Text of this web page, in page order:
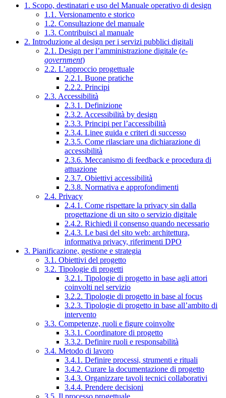
1. Scopo, destinatari e uso del Manuale operativo di design
1.1. Versionamento e storico
1.2. Consultazione del manuale
1.3. Contribuisci al manuale
2. Introduzione al design per i servizi pubblici digitali
2.1. Design per l’amministrazione digitale (e-
government)
2.2. L’approccio progettuale
2.2.1. Buone pratiche
2.2.2. Principi
2.3. Accessibilità
2.3.1. Definizione
2.3.2. Accessibilità by design
2.3.3. Principi per l’accessibilità
2.3.4. Linee guida e criteri di successo
2.3.5. Come rilasciare una dichiarazione di
accessibilità
2.3.6. Meccanismo di feedback e procedura di
attuazione
2.3.7. Obiettivi accessibilità
2.3.8. Normativa e approfondimenti
2.4. Privacy
2.4.1. Come rispettare la privacy sin dalla
progettazione di un sito o servizio digitale
2.4.2. Richiedi il consenso quando necessario
2.4.3. Le basi del sito web: architettura,
informativa privacy, riferimenti DPO
3. Pianificazione, gestione e strategia
3.1. Obiettivi del progetto
3.2. Tipologie di progetti
3.2.1. Tipologie di progetto in base agli attori
coinvolti nel servizio
3.2.2. Tipologie di progetto in base al focus
3.2.3. Tipologie di progetto in base all’ambito di
intervento
3.3. Competenze, ruoli e figure coinvolte
3.3.1. Coordinatore di progetto
3.3.2. Definire ruoli e responsabilità
3.4. Metodo di lavoro
3.4.1. Definire processi, strumenti e rituali
3.4.2. Curare la documentazione di progetto
3.4.3. Organizzare tavoli tecnici collaborativi
3.4.4. Prendere decisioni
3.5. Il processo progettuale